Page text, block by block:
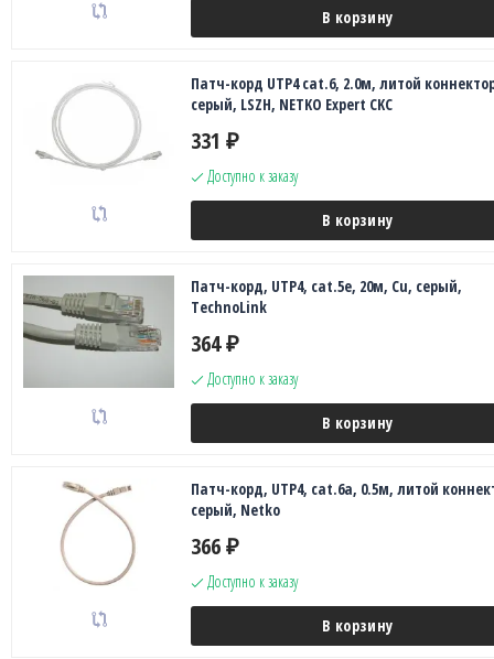
В корзину
Патч-корд UTP4 cat.6, 2.0м, литой
серый, LSZH, NETKO Expert CKC
331 ₽
Доступно к заказу
В корзину
Патч-корд, UTP4, cat.5e, 20м, Сu, серый,
TechnoLink
364 ₽
Доступно к заказу
В корзину
Патч-корд, UTP4, cat.6a, 0.5м, литой
серый, Netko
366 ₽
Доступно к заказу
В корзину